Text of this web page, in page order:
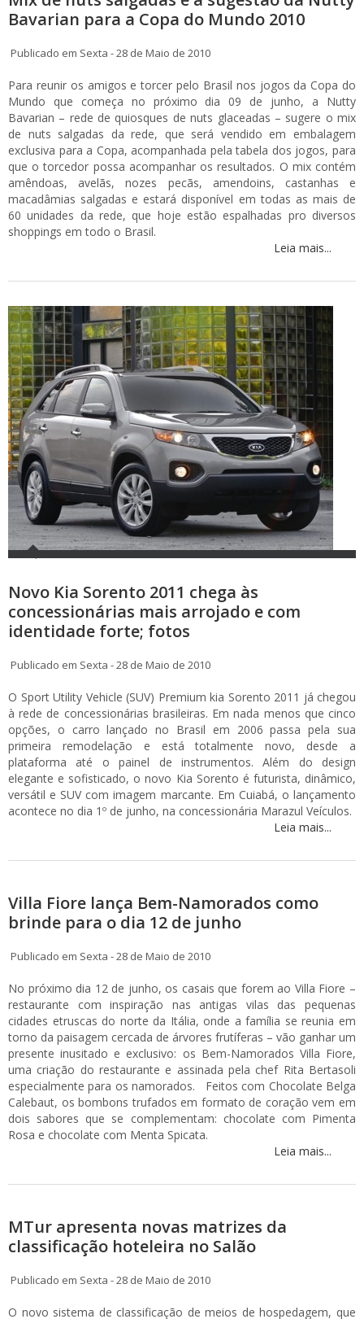
Bavarian para a Copa do Mundo 2010
Publicado em Sexta - 28 de Maio de 2010
Para reunir os amigos e torcer pelo Brasil nos jogos da Copa do
Mundo que começa no próximo dia 09 de junho, a Nutty
Bavarian – rede de quiosques de nuts glaceadas – sugere o mix
de nuts salgadas da rede, que será vendido em embalagem
exclusiva para a Copa, acompanhada pela tabela dos jogos, para
que o torcedor possa acompanhar os resultados. O mix contém
amêndoas, avelãs, nozes pecãs, amendoins, castanhas e
macadâmias salgadas e estará disponível em todas as mais de
60 unidades da rede, que hoje estão espalhadas pro diversos
shoppings em todo o Brasil.
Leia mais...
Novo Kia Sorento 2011 chega às
concessionárias mais arrojado e com
identidade forte; fotos
Publicado em Sexta - 28 de Maio de 2010
O Sport Utility Vehicle (SUV) Premium kia Sorento 2011 já chegou
à rede de concessionárias brasileiras. Em nada menos que cinco
opções, o carro lançado no Brasil em 2006 passa pela sua
primeira remodelação e está totalmente novo, desde a
plataforma até o painel de instrumentos. Além do design
elegante e sofisticado, o novo Kia Sorento é futurista, dinâmico,
versátil e SUV com imagem marcante. Em Cuiabá, o lançamento
acontece no dia 1º de junho, na concessionária Marazul Veículos.
Leia mais...
Villa Fiore lança Bem-Namorados como
brinde para o dia 12 de junho
Publicado em Sexta - 28 de Maio de 2010
No próximo dia 12 de junho, os casais que forem ao Villa Fiore –
restaurante com inspiração nas antigas vilas das pequenas
cidades etruscas do norte da Itália, onde a família se reunia em
torno da paisagem cercada de árvores frutíferas – vão ganhar um
presente inusitado e exclusivo: os Bem-Namorados Villa Fiore,
uma criação do restaurante e assinada pela chef Rita Bertasoli
especialmente para os namorados. Feitos com Chocolate Belga
Calebaut, os bombons trufados em formato de coração vem em
dois sabores que se complementam: chocolate com Pimenta
Rosa e chocolate com Menta Spicata.
Leia mais...
MTur apresenta novas matrizes da
classificação hoteleira no Salão
Publicado em Sexta - 28 de Maio de 2010
O novo sistema de classificação de meios de hospedagem, que